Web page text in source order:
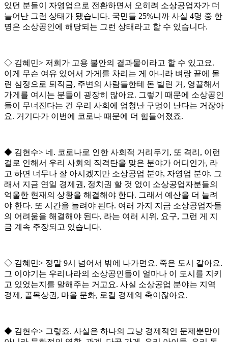
있던 분들이 자영업으로 전환하면서 오히려 소상공업자가 더
늘어난 그런 상태가 됐습니다. 국민들 25%니까 사실 4명 중 한
명은 소상공인에 해당되는 그런 상태라고 할 수 있습니다.
◇ 김혜민> 저희가 고용 불안의 결과물이라고 할 수 있고요.
이게 무슨 여유 있어서 가게를 차리는 게 아니라 벼랑 끝에 몰
린 심정으로 퇴직금, 주변의 사람들한테 돈 빌린 거 , 영끌해서
가게를 여시는 분들이 굉장히 많아요. 그렇기 때문에 소상공인
들이 무너진다는 건 우리 사회에 엄청난 구멍이 난다는 거잖아
요. 거기다가 이번에 코로나 때문에 더 힘들어졌죠.
◆ 김현수> 네 . 코로나로 인한 사회적 거리두기 , 또 격리 , 이런
걸로 인해서 우리 사회의 직격탄을 맞은 분야가 어디인가, 라
고 하면 너무나 잘 아시겠지만 소상공업 분야, 자영업 분야. 그
래서 지금 연일 경제권 , 정치권 할 것 없이 소상공업자분들의
억울한 현재의 상황을 해결해야 한다. 그래서 예산을 더 늘려
야 한다. 또 시간을 늘려야 된다. 여러 가지 지금 소상공업자들
의 어려움을 해결해야 된다, 라는 여러 시위 , 요구, 그런 게 지
금 계속 주장되고 있습니다.
◇ 김혜민> 정말 9시 넘어서 밖에 나가면요. 죽은 도시 같아요.
그 이야기는 우리나라의 소상공인들이 얼마나 이 도시를 지키
고 있었는지를 말해주는 거고요. 사실 소상공업 분야는 지역
경제 , 골목상권 , 마을 문화, 로컬 경제의 축이잖아요.
◆ 김현수> 그렇죠. 사실은 하나의 그냥 경제적인 문제뿐만이